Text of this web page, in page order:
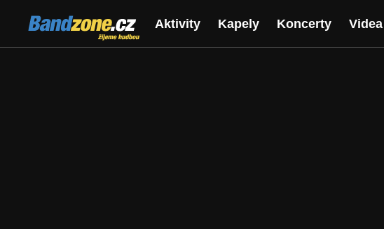
Bandzone.cz
žijeme hudbou
Aktivity Kapely Koncerty Videa